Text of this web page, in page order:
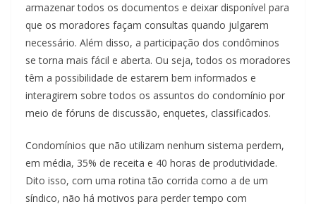
armazenar todos os documentos e deixar disponível para
que os moradores façam consultas quando julgarem
necessário. Além disso, a participação dos condôminos
se torna mais fácil e aberta. Ou seja, todos os moradores
têm a possibilidade de estarem bem informados e
interagirem sobre todos os assuntos do condomínio por
meio de fóruns de discussão, enquetes, classificados.
Condomínios que não utilizam nenhum sistema perdem,
em média, 35% de receita e 40 horas de produtividade.
Dito isso, com uma rotina tão corrida como a de um
síndico, não há motivos para perder tempo com